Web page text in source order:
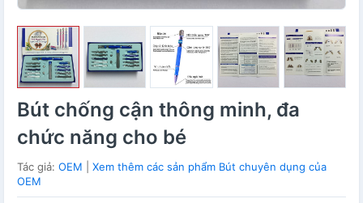
Bút chống cận thông minh, đa
chức năng cho bé
Tác giả: OEM
Xem thêm các sản phẩm Bút chuyên dụng của
OEM